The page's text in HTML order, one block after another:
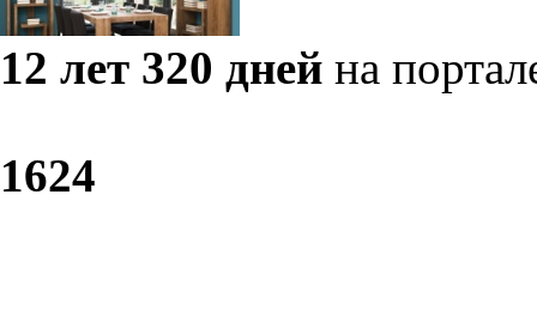
12 лет 320 дней на
1624